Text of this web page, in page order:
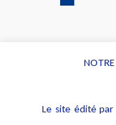
Alerte professionnelle
NOTRE
Le site édité